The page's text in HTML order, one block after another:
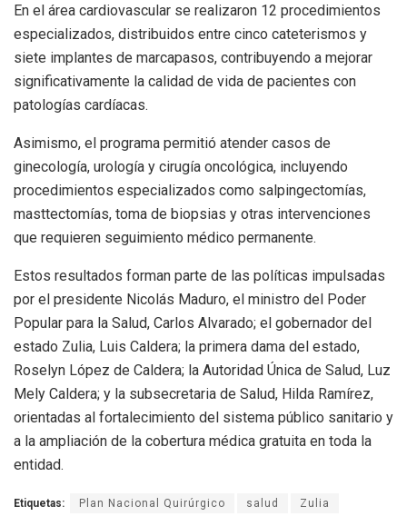
En el área cardiovascular se realizaron 12 procedimientos
especializados, distribuidos entre cinco cateterismos y
siete implantes de marcapasos, contribuyendo a mejorar
significativamente la calidad de vida de pacientes con
patologías cardíacas.
Asimismo, el programa permitió atender casos de
ginecología, urología y cirugía oncológica, incluyendo
procedimientos especializados como salpingectomías,
masttectomías, toma de biopsias y otras intervenciones
que requieren seguimiento médico permanente.
Estos resultados forman parte de las políticas impulsadas
por el presidente Nicolás Maduro, el ministro del Poder
Popular para la Salud, Carlos Alvarado; el gobernador del
estado Zulia, Luis Caldera; la primera dama del estado,
Roselyn López de Caldera; la Autoridad Única de Salud, Luz
Mely Caldera; y la subsecretaria de Salud, Hilda Ramírez,
orientadas al fortalecimiento del sistema público sanitario y
a la ampliación de la cobertura médica gratuita en toda la
entidad.
Etiquetas: Plan Nacional Quirúrgico salud Zulia